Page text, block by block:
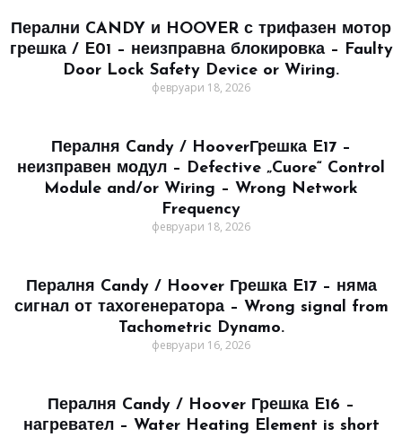
Перални CANDY и HOOVER с трифазен мотор
грешка / E01 – неизправна блокировка – Faulty
Door Lock Safety Device or Wiring.
февруари 18, 2026
Пералня Candy / HooverГрешка E17 –
неизправен модул – Defective „Cuore“ Control
Module and/or Wiring – Wrong Network
Frequency
февруари 18, 2026
Пералня Candy / Hoover Грешка E17 – няма
сигнал от тахогенератора – Wrong signal from
Tachometric Dynamo.
февруари 16, 2026
Пералня Candy / Hoover Грешка E16 –
нагревател – Water Heating Element is short